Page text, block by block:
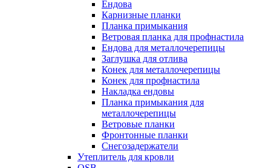
Ендова
Карнизные планки
Планка примыкания
Ветровая планка для профнастила
Ендова для металлочерепицы
Заглушка для отлива
Конек для металлочерепицы
Конек для профнастила
Накладка ендовы
Планка примыкания для
металлочерепицы
Ветровые планки
Фронтонные планки
Снегозадержатели
Утеплитель для кровли